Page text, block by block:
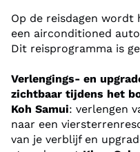
longtailbootjes
onbewoonde bounty
Natuurlijk ontbreken
eilanden als juwelen in
De laatste plek is het
vol prachtige baaien,
Op de reisdagen
een airconditioned
Dit reisprogramma is
Verlengings- en
zichtbaar tijdens het
Koh Samui: verlengen
naar een
van je verblijf en